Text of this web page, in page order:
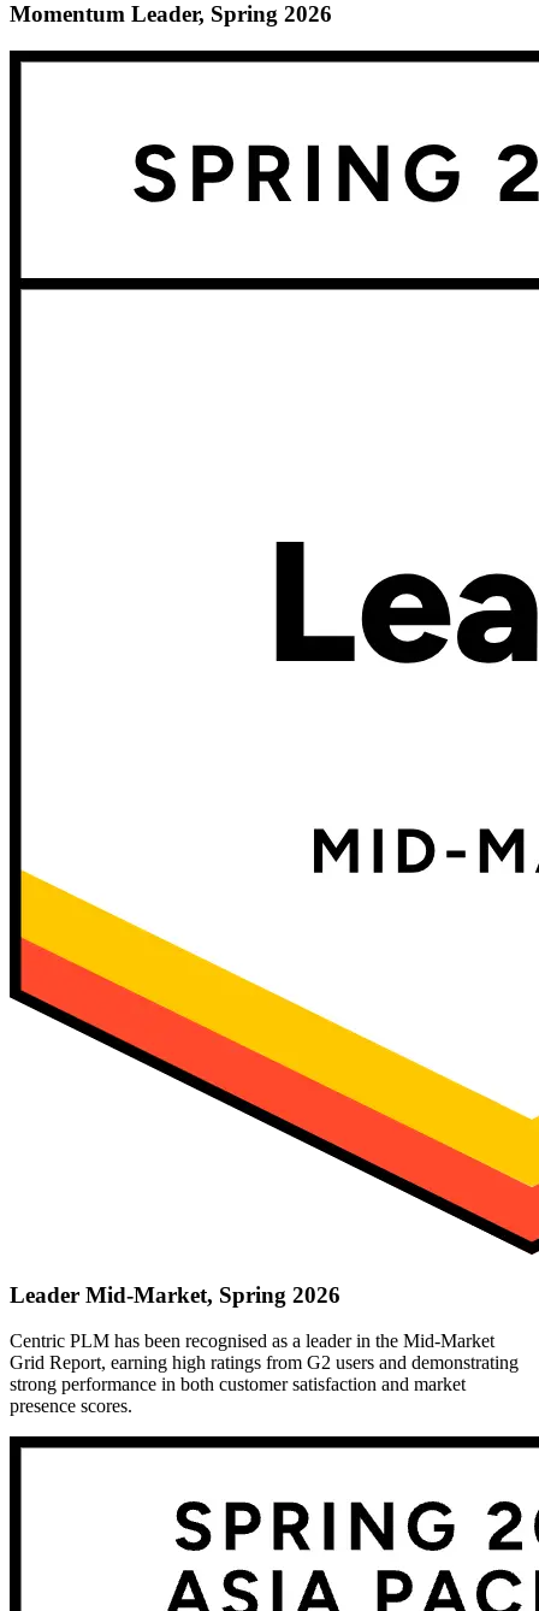
Momentum Leader, Spring 2026
Leader Mid-Market, Spring 2026
Centric PLM has been recognised as a leader in the Mid-Market
Grid Report, earning high ratings from G2 users and demonstrating
strong performance in both customer satisfaction and market
presence scores.